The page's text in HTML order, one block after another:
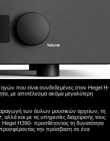
που είναι συνδεδεμένες στον Hegel H-
με αποτέλεσμα ακόμα μεγαλύτερη
των άυλων μουσικών αρχείων, τη
, αλλά και με τις υπηρεσίες διαχείρισής τους
H390- προσθέτοντας τη δυνατότητα
την πρόσβαση σε ένα